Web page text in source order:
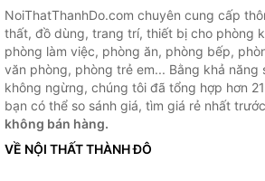
NoiThatThanhDo.com chuyên cung cấp
thất, đồ dùng, trang trí, thiết bị cho phòng
phòng làm việc, phòng ăn, phòng bếp,
văn phòng, phòng trẻ em... Bằng khả năng
không ngừng, chúng tôi đã tổng hợp hơn
bạn có thể so sánh giá, tìm giá rẻ nhất
không bán hàng.
VỀ NỘI THẤT THÀNH ĐÔ